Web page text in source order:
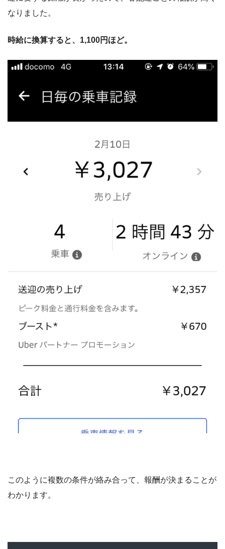
なりました。
時給に換算すると、1,100円ほど。
このように複数の条件が絡み合って、報酬が決まることが
わかります。